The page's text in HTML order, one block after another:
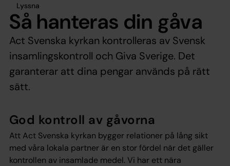
Lyssna
Så hanteras din gåva
Act Svenska kyrkan kontrolleras av Svensk
insamlingskontroll och Giva Sverige. Det
garanterar att dina pengar används på rätt
sätt.
God kontroll av gåvorna
Att Act Svenska kyrkan bygger relationer på lång sikt
med våra lokala partner är en stor fördel när det gäller
kontrollen av insamlade medel. Vi har ett nära